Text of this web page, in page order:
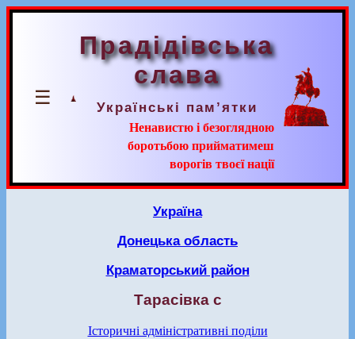
☰
Прадідівська
слава
Українські пам’ятки
Ненавистю і безоглядною
боротьбою прийматимеш
ворогів твоєї нації
Україна
Донецька область
Краматорський район
Тарасівка с
Історичні адміністративні поділи